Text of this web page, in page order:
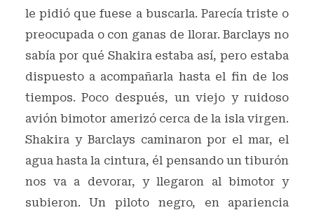
le pidió que fuese a buscarla. Parecía triste o
preocupada o con ganas de llorar. Barclays no
sabía por qué Shakira estaba así, pero estaba
dispuesto a acompañarla hasta el fin de los
tiempos. Poco después, un viejo y ruidoso
avión bimotor amerizó cerca de la isla virgen.
Shakira y Barclays caminaron por el mar, el
agua hasta la cintura, él pensando un tiburón
nos va a devorar, y llegaron al bimotor y
subieron. Un piloto negro, en apariencia